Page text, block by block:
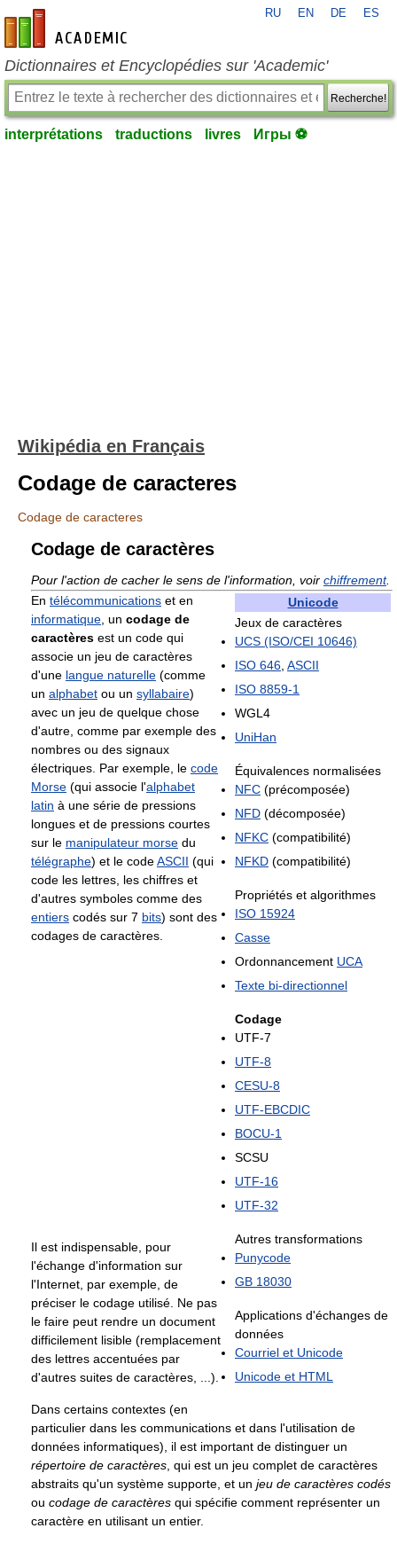
fr-academic.com
RU EN DE ES
Dictionnaires et Encyclopédies sur 'Academic'
Recherche!
interprétations traductions livres Игры ⚽
Wikipédia en Français
Codage de caracteres
Codage de caracteres
Codage de caractères
Pour l'action de cacher le sens de l'information, voir chiffrement.
Unicode
Jeux de caractères
UCS (ISO/CEI 10646)
ISO 646 ASCII
ISO 8859-1
WGL4
UniHan
Équivalences normalisées
NFC (précomposée)
NFD (décomposée)
NFKC (compatibilité)
NFKD (compatibilité)
Propriétés et algorithmes
ISO 15924
Casse
Ordonnancement UCA
Texte bi-directionnel
Codage
UTF-7
UTF-8
CESU-8
UTF-EBCDIC
BOCU-1
SCSU
UTF-16
UTF-32
Autres transformations
Punycode
GB 18030
Applications d'échanges de
données
Courriel et Unicode
Unicode et HTML
En télécommunications et en
informatique , un codage de
caractères est un code qui
associe un jeu de caractères
d'une langue naturelle (comme
un alphabet ou un syllabaire)
avec un jeu de quelque chose
d'autre, comme par exemple des
nombres ou des signaux
électriques. Par exemple, le code
Morse (qui associe l'alphabet
latin à une série de pressions
longues et de pressions courtes
sur le manipulateur morse du
télégraphe) et le codeASCII (qui
code les lettres, les chiffres et
d'autres symboles comme des
entiers codés sur 7 bits) sont des
codages de caractères.
Il est indispensable, pour
l'échange d'information sur
l'Internet, par exemple, de
préciser le codage utilisé. Ne pas
le faire peut rendre un document
difficilement lisible (remplacement
des lettres accentuées par
d'autres suites de caractères, ...).
Dans certains contextes (en
particulier dans les communications et dans l'utilisation de
données informatiques), il est important de distinguer un
répertoire de caractères , qui est un jeu complet de caractères
abstraits qu'un système supporte, et un jeu de caractères codés
ou codage de caractères qui spécifie comment représenter un
caractère en utilisant un entier.